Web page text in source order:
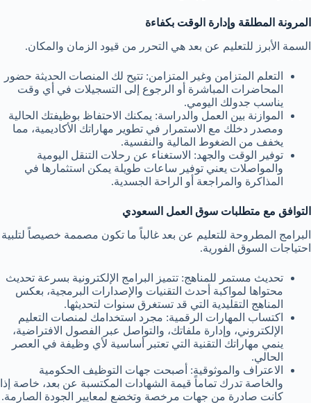
المرونة المطلقة وإدارة الوقت بكفاءة
السمة الأبرز للتعليم عن بعد هي التحرر من قيود الزمان والمكان.
التعلم المتزامن وغير المتزامن: تتيح لك المنصات الحديثة حضور
المحاضرات المباشرة أو الرجوع إلى التسجيلات في أي وقت
يناسب جدولك اليومي.
الموازنة بين العمل والدراسة: يمكنك الاحتفاظ بوظيفتك الحالية
ومصدر دخلك مع الاستمرار في تطوير مهاراتك الأكاديمية، مما
يخفف من الضغوط المالية والنفسية.
توفير الوقت والجهد: الاستغناء عن رحلات التنقل اليومية
والمواصلات يعني توفير ساعات طويلة يمكن استثمارها في
المذاكرة والمراجعة أو الراحة الجسدية.
التوافق مع متطلبات سوق العمل السعودي
البرامج المطروحة للتعليم عن بعد غالباً ما تكون مصممة خصيصاً لتلبية
احتياجات السوق الفورية.
تحديث مستمر للمناهج: تتميز البرامج الإلكترونية بسرعة تحديث
محتواها لمواكبة أحدث التقنيات والإصدارات البرمجية، بعكس
المناهج التقليدية التي قد تستغرق سنوات لتحديثها.
اكتساب المهارات الرقمية: مجرد استخدامك لمنصات التعليم
الإلكتروني، وإدارة ملفاتك، والتواصل عبر الفصول الافتراضية،
ينمي مهاراتك التقنية التي تعتبر أساسية لأي وظيفة في العصر
الحالي.
الاعتراف والموثوقية: أصبحت جهات التوظيف الحكومية
والخاصة تدرك تماماً قيمة الشهادات المكتسبة عن بعد، خاصة إذا
كانت صادرة من جهات مرخصة وتخضع لمعايير الجودة الصارمة.